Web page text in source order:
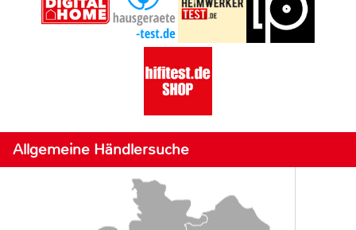
Allgemeine Händlersuche